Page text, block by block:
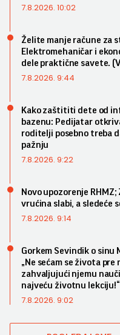
7.8.2026. 10:02
Želite manje račune za
Elektromehaničar i
dele praktične savete.
7.8.2026. 9:44
Kako zaštititi dete od
bazenu: Pedijatar
roditelji posebno treba
pažnju
7.8.2026. 9:22
Novo upozorenje RHMZ;
vrućina slabi, a sledeće
7.8.2026. 9:14
Gorkem Sevindik o sinu
„Ne sećam se života pre
zahvaljujući njemu
najveću životnu lekciju!“
7.8.2026. 9:02